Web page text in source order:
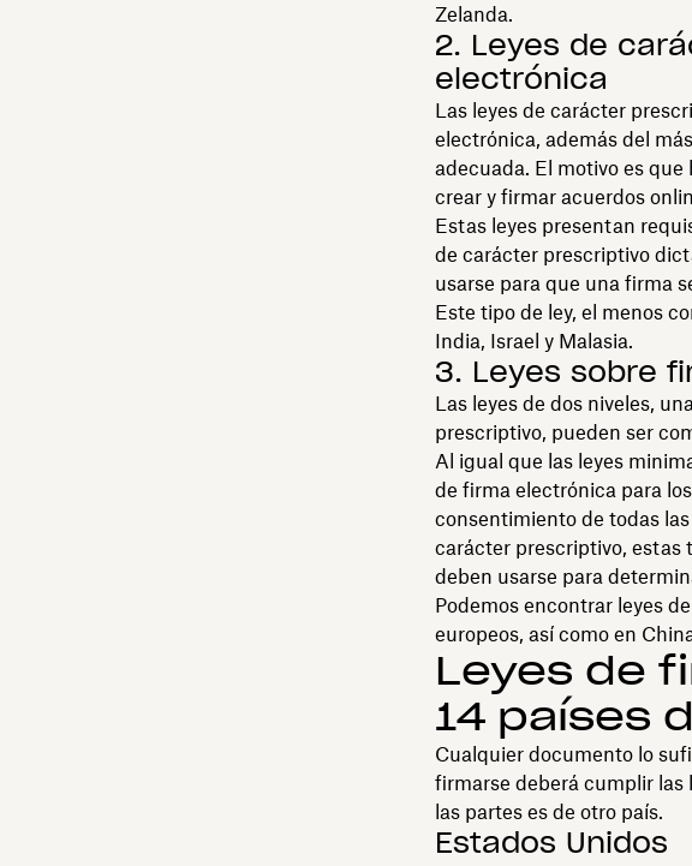
Zelanda.
2. Leyes de
electrónica
Las leyes de carácter
electrónica, además del
adecuada. El motivo es
crear y firmar acuerdos
Estas leyes presentan
de carácter prescriptivo
usarse para que una firma
Este tipo de ley, el menos
India, Israel y Malasia.
3. Leyes sobre
Las leyes de dos niveles,
prescriptivo, pueden ser
Al igual que las leyes
de firma electrónica para
consentimiento de todas
carácter prescriptivo, estas
deben usarse para
Podemos encontrar leyes
europeos, así como en
Leyes de
14 países
Cualquier documento lo
firmarse deberá cumplir las
las partes es de otro país.
Estados Unidos